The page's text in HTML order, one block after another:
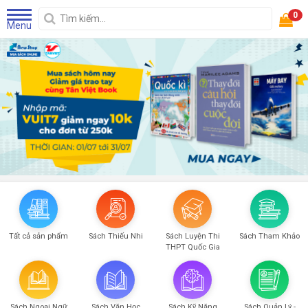
Menu
0
Tất cả sản phẩm Sách Thiếu Nhi
Sách Luyện Thi
THPT Quốc Gia
Sách Tham Khảo